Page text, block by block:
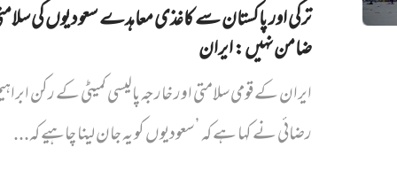
ترکی اور پاکستان سے کاغذی معاہدے سعودیوں کی
ضامن نہیں‌: ایران
ایران کے قومی سلامتی اور خارجہ پالیسی کمیٹی کے رکن
رضائی نے کہا ہے کہ ’سعودیوں کو یہ جان لینا چاہیے کہ...